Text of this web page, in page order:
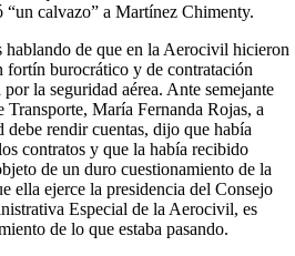
“un calvazo” a Martínez Chimenty.
hablando de que en la Aerocivil hicieron
fortín burocrático y de contratación
la seguridad aérea. Ante semejante
María Fernanda Rojas, a
rendir cuentas, dijo que había
contratos y que la había recibido
de un duro cuestionamiento de la
ella ejerce la presidencia del Consejo
Especial de la Aerocivil, es
de lo que estaba pasando.